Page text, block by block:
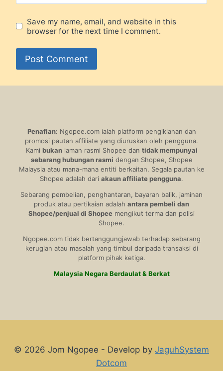
Save my name, email, and website in this
browser for the next time I comment.
Penafian: Ngopee.com ialah platform pengiklanan dan
promosi pautan affiliate yang diuruskan oleh pengguna.
Kami bukanlaman rasmi Shopee dan tidak mempunyai
sebarang hubungan rasmi dengan Shopee, Shopee
Malaysia atau mana-mana entiti berkaitan. Segala pautan ke
Shopee adalah dari akaun affiliate pengguna.
Sebarang pembelian, penghantaran, bayaran balik, jaminan
produk atau pertikaian adalah antara pembeli dan
Shopee/penjual di Shopee mengikut terma dan polisi
Shopee.
Ngopee.com tidak bertanggungjawab terhadap sebarang
kerugian atau masalah yang timbul daripada transaksi di
platform pihak ketiga.
Malaysia Negara Berdaulat & Berkat
© 2026 Jom Ngopee - Develop by JaguhSystem
Dotcom